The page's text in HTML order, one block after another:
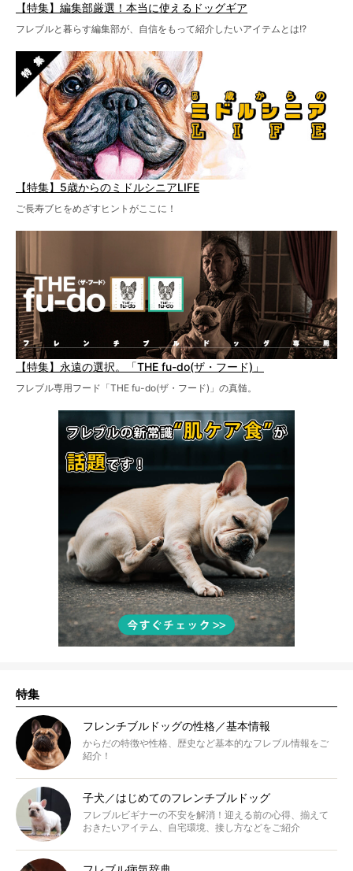
【特集】編集部厳選！本当に使えるドッグギア
フレブルと暮らす編集部が、自信をもって紹介したいアイテムとは!?
【特集】5歳からのミドルシニアLIFE
ご長寿ブヒをめざすヒントがここに！
【特集】永遠の選択。「THE fu-do(ザ・フード)」
フレブル専用フード「THE fu-do(ザ・フード)」の真髄。
特集
フレンチブルドッグの性格／基本情報
からだの特徴や性格、歴史など基本的なフレブル情報をご
紹介！
子犬／はじめてのフレンチブルドッグ
フレブルビギナーの不安を解消！迎える前の心得、揃えて
おきたいアイテム、自宅環境、接し方などをご紹介